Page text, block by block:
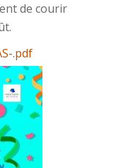
de courir
.pdf